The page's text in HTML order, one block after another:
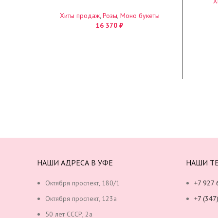
Хиты продаж, Розы, Моно букеты
16 370₽
НАШИ АДРЕСА В УФЕ
Октября проспект, 180/1
Октября проспект, 123а
50 лет СССР, 2а
НАШИ
+7 927
+7